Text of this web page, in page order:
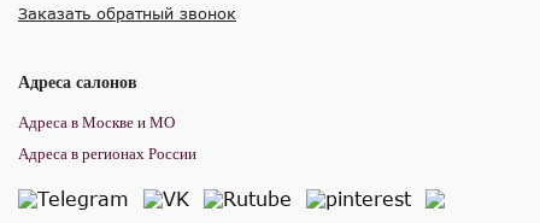
Заказать обратный звонок
Адреса салонов
Адреса в Москве и МО
Адреса в регионах России